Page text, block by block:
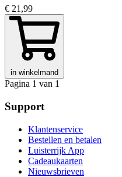
€ 21,99
in winkelmand
Pagina 1 van 1
Support
Klantenservice
Bestellen en betalen
Luisterrijk App
Cadeaukaarten
Nieuwsbrieven